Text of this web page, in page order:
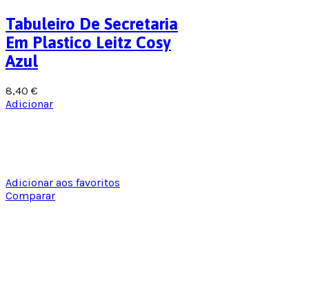
Adicionar aos favoritos
Comparar
Tabuleiro De Secretaria
Em Plastico Leitz Cosy
Azul
8,40 €
Adicionar